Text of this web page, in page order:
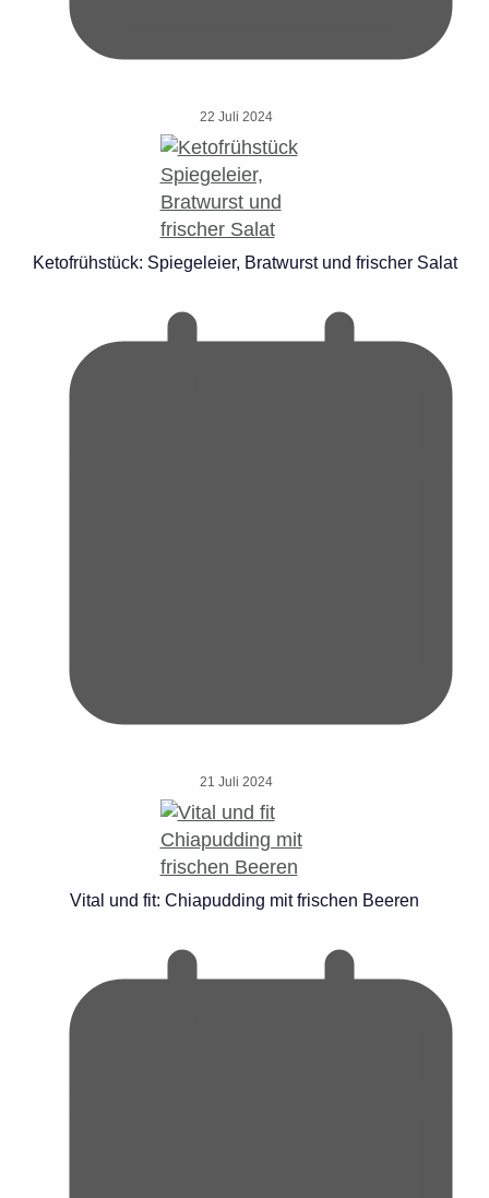
22 Juli 2024
Ketofrühstück: Spiegeleier, Bratwurst und frischer Salat
21 Juli 2024
Vital und fit: Chiapudding mit frischen Beeren